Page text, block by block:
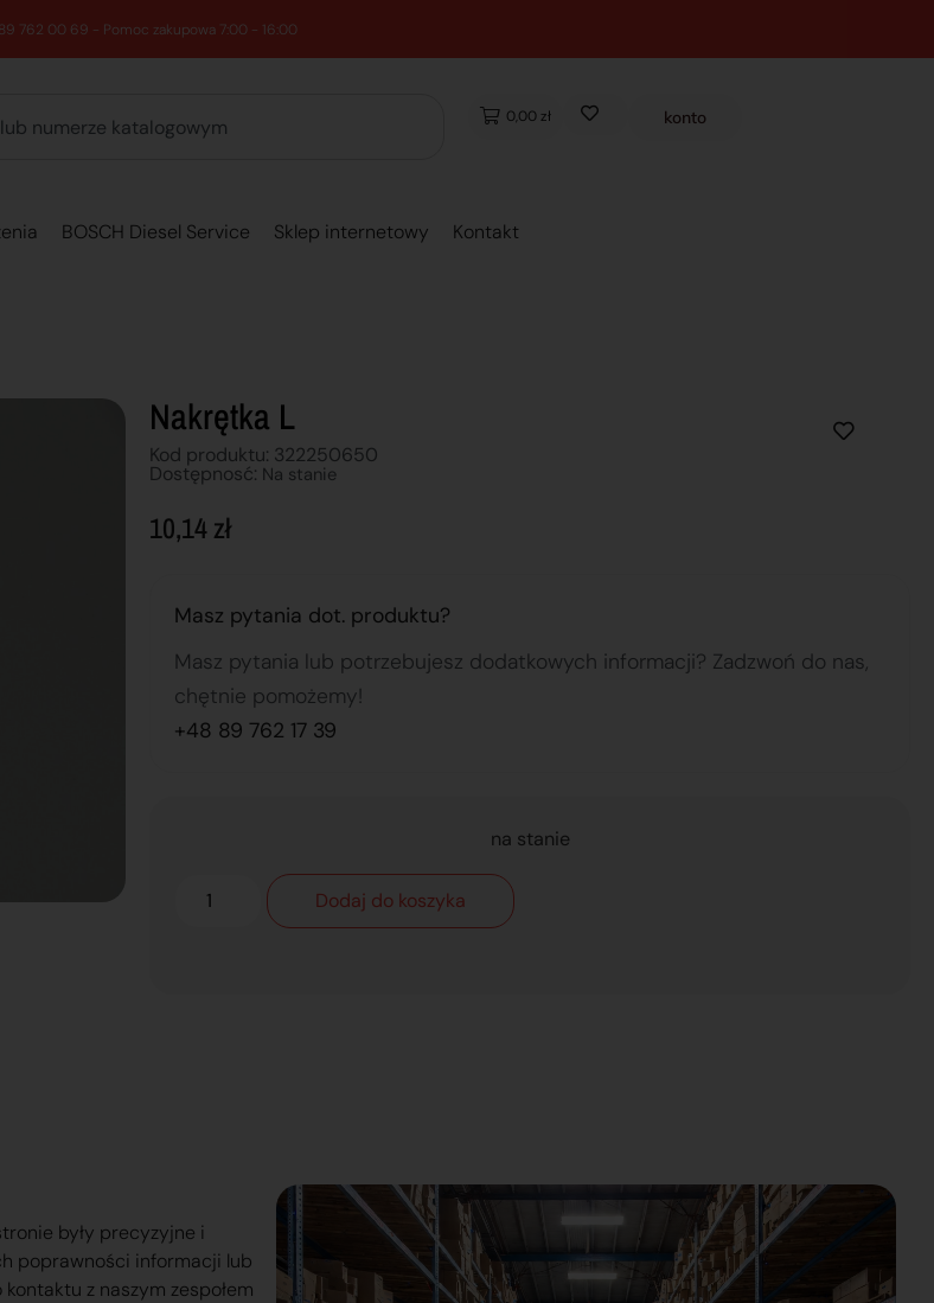
762 00 69 - Pomoc zakupowa 7:00 - 16:00
0,00 zł konto
BOSCH Diesel Service Sklep internetowy Kontakt
Nakrętka L
Kod produktu: 322250650
Dostępnosć: Na stanie
10,14zł
Masz pytania dot. produktu?
Masz pytania lub potrzebujesz dodatkowych informacji? Zadzwoń do nas,
chętnie pomożemy!
+48 89 762 17 39
na stanie
Dodaj do koszyka
były precyzyjne i
poprawności informacji lub
z naszym zespołem